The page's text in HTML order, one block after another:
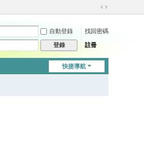
切
到
自動登錄
找回密碼
登錄 註冊
快捷導航